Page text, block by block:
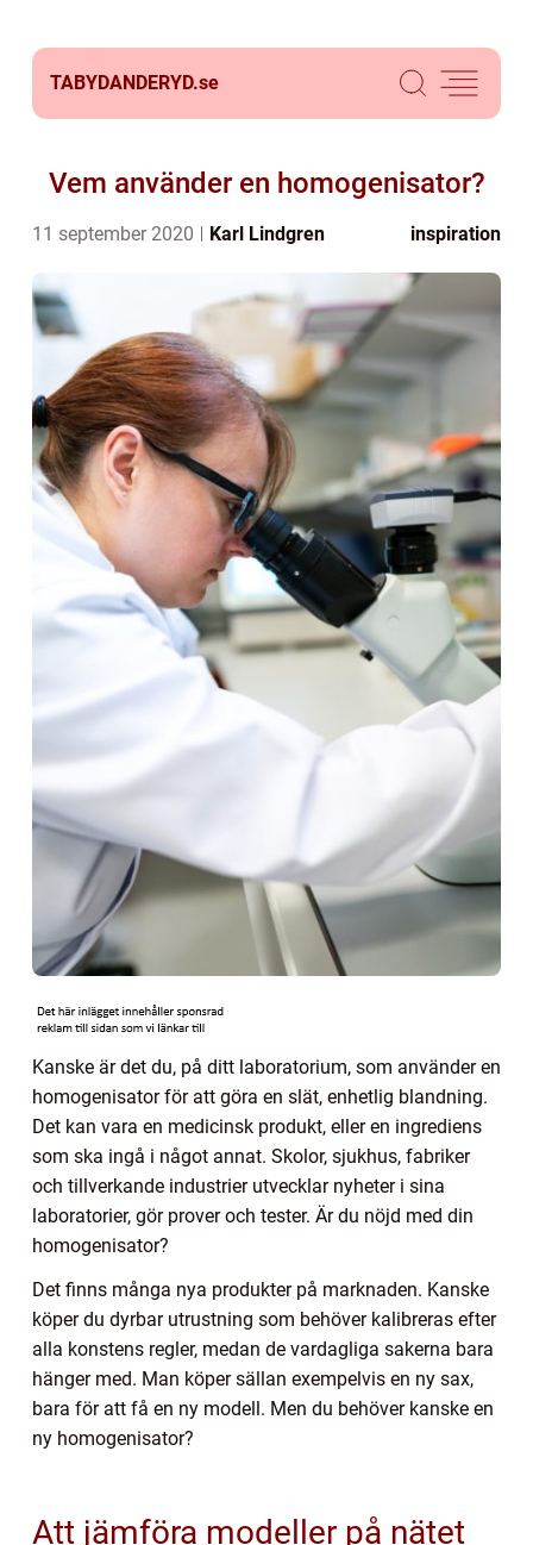
TABYDANDERYD.se
Vem använder en homogenisator?
11 september 2020 Karl Lindgren inspiration
Kanske är det du, på ditt laboratorium, som använder en
homogenisator för att göra en slät, enhetlig blandning.
Det kan vara en medicinsk produkt, eller en ingrediens
som ska ingå i något annat. Skolor, sjukhus, fabriker
och tillverkande industrier utvecklar nyheter i sina
laboratorier, gör prover och tester. Är du nöjd med din
homogenisator?
Det finns många nya produkter på marknaden. Kanske
köper du dyrbar utrustning som behöver kalibreras efter
alla konstens regler, medan de vardagliga sakerna bara
hänger med. Man köper sällan exempelvis en ny sax,
bara för att få en ny modell. Men du behöver kanske en
ny homogenisator?
Att jämföra modeller på nätet